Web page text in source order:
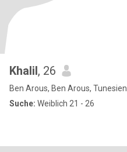
Khalil, 26
Ben Arous, Ben Arous, Tunesien
Suche: Weiblich 21 - 26